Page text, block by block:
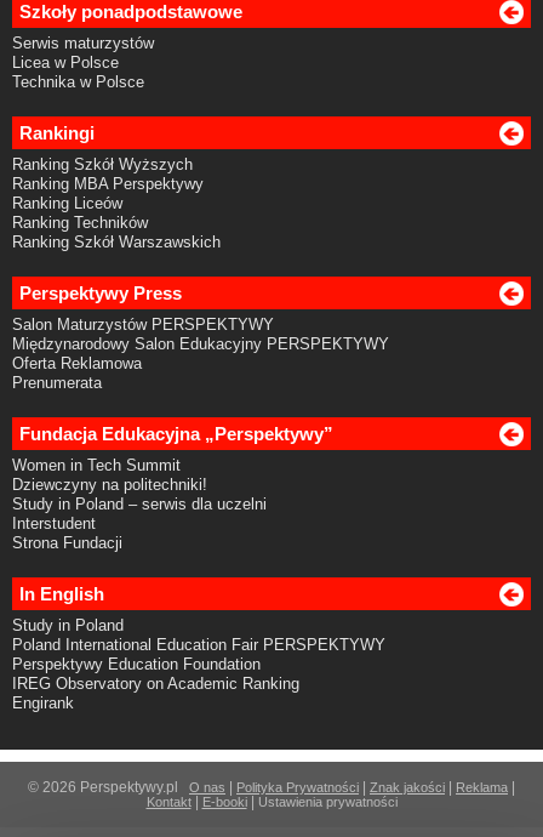
Szkoły ponadpodstawowe
Serwis maturzystów
Licea w Polsce
Technika w Polsce
Rankingi
Ranking Szkół Wyższych
Ranking MBA Perspektywy
Ranking Liceów
Ranking Techników
Ranking Szkół Warszawskich
Perspektywy Press
Salon Maturzystów PERSPEKTYWY
Międzynarodowy Salon Edukacyjny PERSPEKTYWY
Oferta Reklamowa
Prenumerata
Fundacja Edukacyjna „Perspektywy”
Women in Tech Summit
Dziewczyny na politechniki!
Study in Poland – serwis dla uczelni
Interstudent
Strona Fundacji
In English
Study in Poland
Poland International Education Fair PERSPEKTYWY
Perspektywy Education Foundation
IREG Observatory on Academic Ranking
Engirank
© 2026 Perspektywy.pl O nas Polityka Prywatności Znak jakości Reklama
Kontakt| E-booki| Ustawienia prywatności